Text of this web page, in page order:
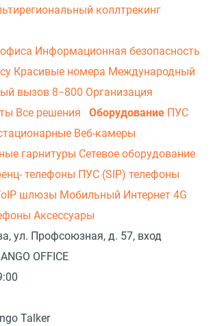
коллтрекинг
Информационная безопасность
Красивые номера Международный
вызов 8−800 Организация
Все решения Оборудование ПУС
Веб-камеры
гарнитуры Сетевое оборудование
телефоны ПУС (SIP) телефоны
шлюзы Мобильный Интернет 4G
Аксессуары
ул. Профсоюзная, д. 57, вход
OFFICE
Talker